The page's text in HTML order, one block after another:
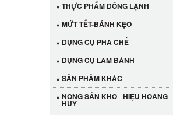
THỰC PHẨM ĐÔNG LẠNH
MỨT TẾT-BÁNH KẸO
DỤNG CỤ PHA CHẾ
DỤNG CỤ LÀM BÁNH
SẢN PHẢM KHÁC
NÔNG SẢN KHÔ_ HIỆU HOÀNG
HUY
Cần Tây Đà Lạt
40.000 VND